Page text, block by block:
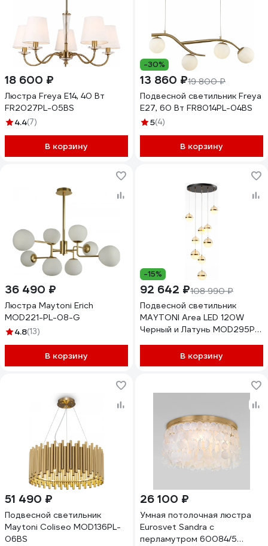
18 600 ₽
Люстра Freya E14, 40 Вт
FR2027PL-05BS
4.4(7)
В корзину
-30%
13 860 ₽19 800 ₽
Подвесной светильник Freya
E27, 60 Вт FR8014PL-04BS
5(4)
В корзину
36 490 ₽
Люстра Maytoni Erich
MOD221-PL-08-G
4.8(13)
В корзину
-15%
92 642 ₽108 990 ₽
Подвесной светильник
MAYTONI Area LED 120W
Черный и Латунь MOD295PL-
В корзину
51 490 ₽
Подвесной светильник
Maytoni Coliseo MOD136PL-
06BS
26 100 ₽
Умная потолочная люстра
Eurosvet Sandra с
перламутром 60084/5